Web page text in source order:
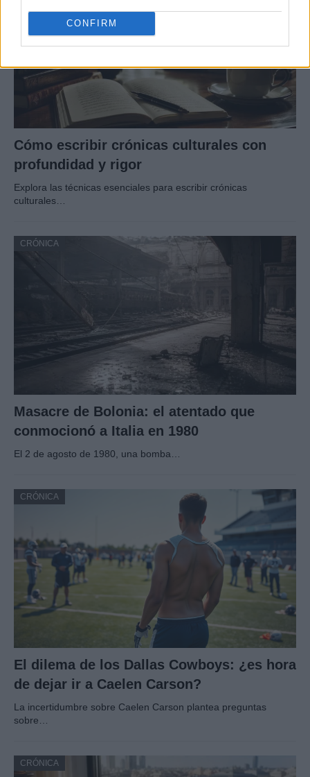
CONFIRM
Cómo escribir crónicas culturales con
profundidad y rigor
Explora las técnicas esenciales para escribir crónicas
culturales…
CRÓNICA
Masacre de Bolonia: el atentado que
conmocionó a Italia en 1980
El 2 de agosto de 1980, una bomba…
CRÓNICA
El dilema de los Dallas Cowboys: ¿es hora
de dejar ir a Caelen Carson?
La incertidumbre sobre Caelen Carson plantea preguntas
sobre…
CRÓNICA